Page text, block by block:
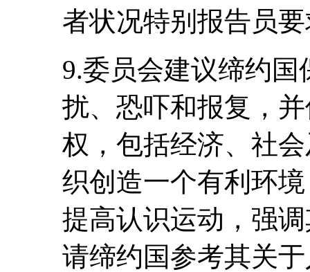
者状况特别报告员
9.委员会建议缔约
扰、恐吓和报复，
权，包括经济、社
织创造一个有利环
提高认识运动，强
请缔约国参考其关